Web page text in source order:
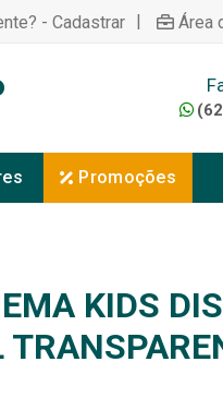
- Cadastrar | Área
Promoções
KIDS